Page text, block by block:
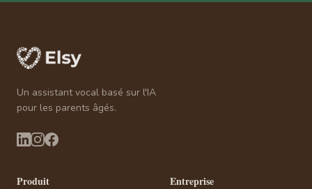
Un assistant vocal basé sur l'IA
pour les parents âgés.
Produit Entreprise